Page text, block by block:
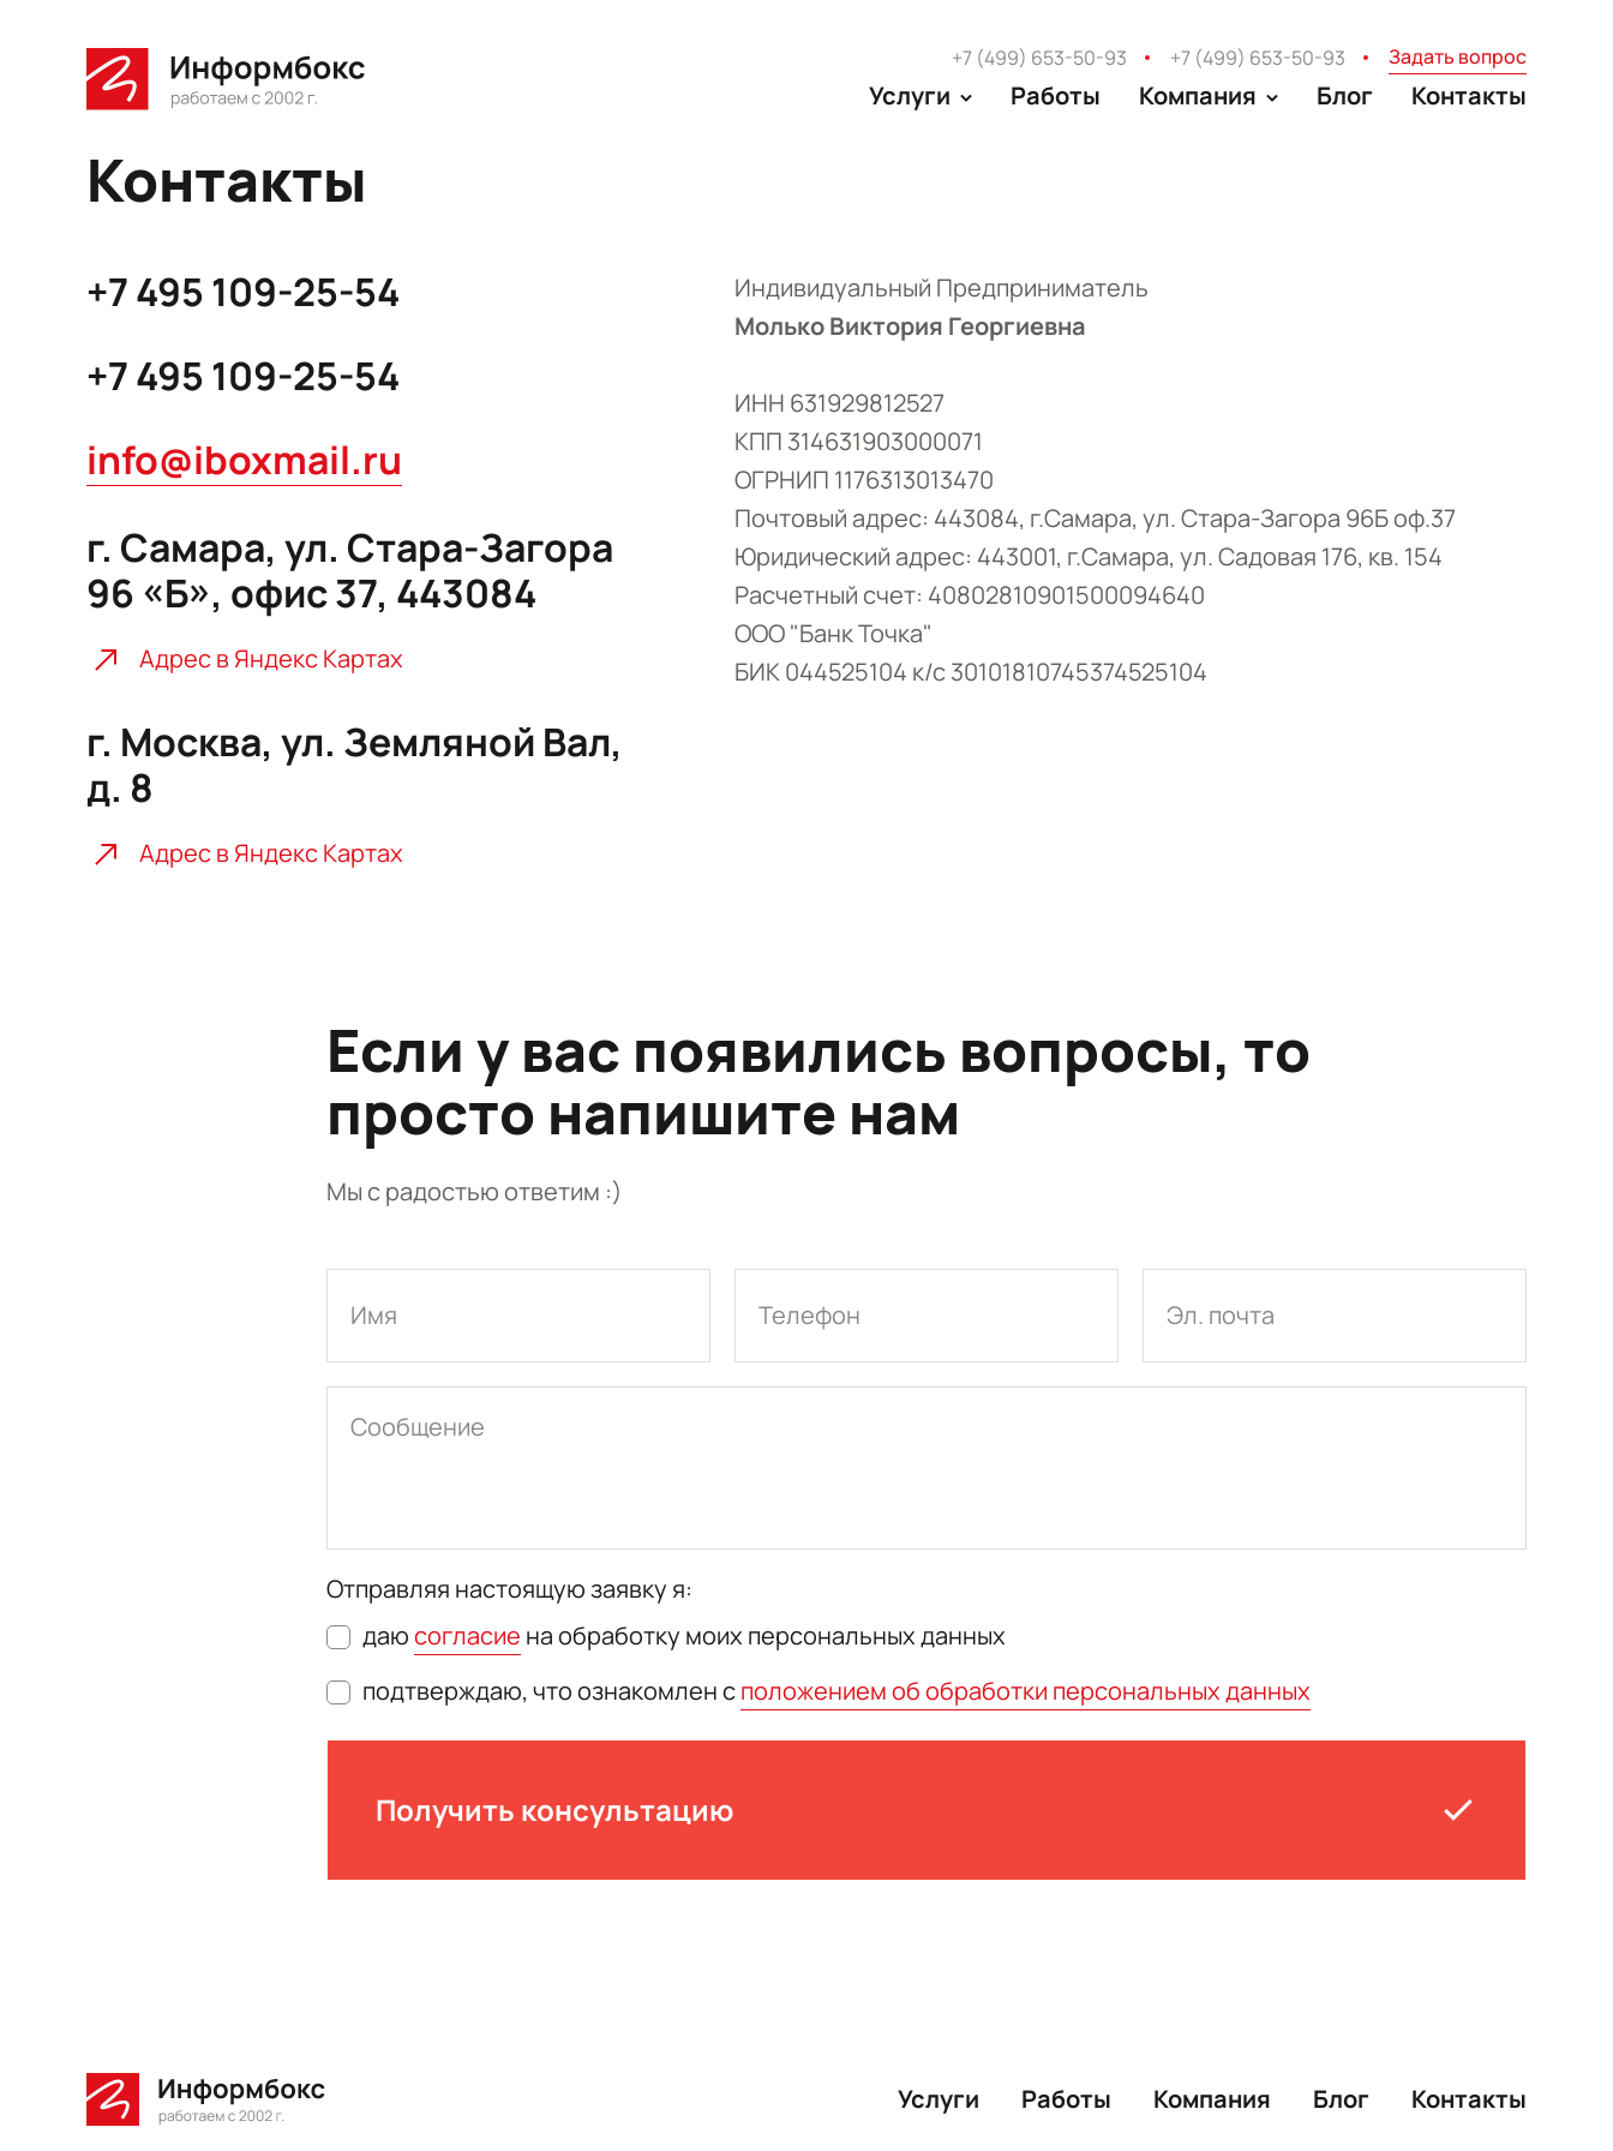
+7 (499) 653-50-93 +7 (499) 653-50-93 Задать вопрос
Услуги Работы Компания Блог Контакты
Контакты
+7 495 109-25-54
+7 495 109-25-54
info@iboxmail.ru
г. Самара, ул. Стара-Загора
96 «Б», офис 37, 443084
Адрес в Яндекс Картах
г. Москва, ул. Земляной Вал,
д. 8
Адрес в Яндекс Картах
Индивидуальный Предприниматель
Молько Виктория Георгиевна
ИНН 631929812527
КПП 314631903000071
ОГРНИП 1176313013470
Почтовый адрес: 443084, г.Самара, ул. Стара-Загора 96Б оф.37
Юридический адрес: 443001, г.Самара, ул. Садовая 176, кв. 154
Расчетный счет: 40802810901500094640
ООО "Банк Точка"
БИК 044525104 к/с 30101810745374525104
Если у вас появились вопросы, то
просто напишите нам
Мы с радостью ответим :)
Имя Телефон Эл. почта
Сообщение
Отправляя настоящую заявку я:
даюсогласие на обработку моих персональных данных
подтверждаю, что ознакомлен сположением об обработки персональных данных
Получить консультацию
Услуги Работы Компания Блог Контакты